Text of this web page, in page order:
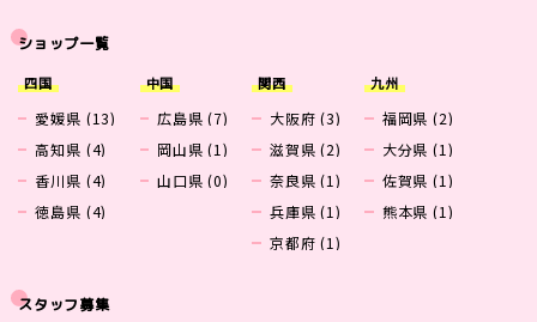
ショップ一覧
四国
愛媛県 (13)
高知県 (4)
香川県 (4)
徳島県 (4)
中国
広島県 (7)
岡山県 (1)
山口県 (0)
関西
大阪府 (3)
滋賀県 (2)
奈良県 (1)
兵庫県 (1)
京都府 (1)
九州
福岡県 (2)
大分県 (1)
佐賀県 (1)
熊本県 (1)
スタッフ募集